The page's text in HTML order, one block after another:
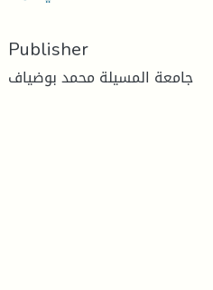
Publisher
جامعة المسيلة محمد بوضياف